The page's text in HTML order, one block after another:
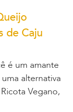
de Caju
é um amante
alternativa
Vegano,